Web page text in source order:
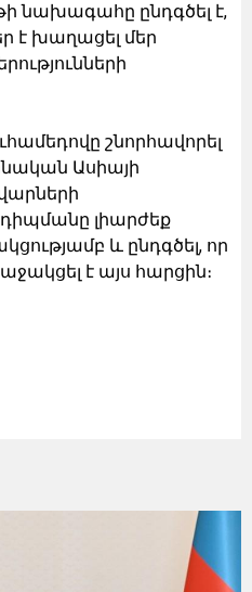
նախագահը ընդգծել է,
է խաղացել մեր
շնորհավորել
Ասիայի
լիարժեք
և ընդգծել, որ
է այս հարցին։